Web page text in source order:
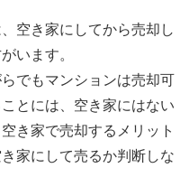
空き家にしてから売却し
います。
でもマンションは売却可
とには、空き家にはない
き家で売却するメリット
家にして売るか判断しな